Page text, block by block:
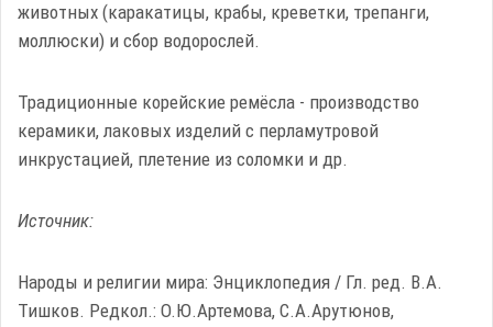
животных (каракатицы, крабы, креветки, трепанги,
моллюски) и сбор водорослей.
Традиционные корейские ремёсла - производство
керамики, лаковых изделий с перламутровой
инкрустацией, плетение из соломки и др.
Источник:
Народы и религии мира: Энциклопедия / Гл. ред. В.А.
Тишков. Редкол.: О.Ю.Артемова, С.А.Арутюнов,